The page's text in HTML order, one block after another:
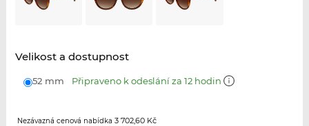
Velikost a dostupnost
52 mm Připraveno k odeslání za 12 hodin
Nezávazná cenová nabídka 3 702,60 Kč